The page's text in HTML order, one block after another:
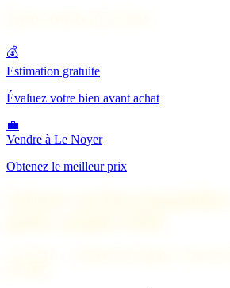
💰
Estimation gratuite
Évaluez votre bien avant achat
💼
Vendre à Le Noyer
Obtenez le meilleur prix